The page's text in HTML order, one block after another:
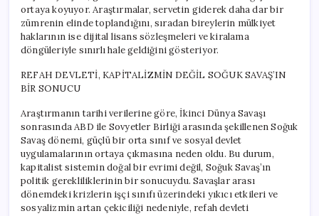
ortaya koyuyor. Araştırmalar, servetin giderek daha dar bir
zümrenin elinde toplandığını, sıradan bireylerin mülkiyet
haklarının ise dijital lisans sözleşmeleri ve kiralama
döngüleriyle sınırlı hale geldiğini gösteriyor.
REFAH DEVLETİ, KAPİTALİZMİN DEĞİL SOĞUK SAVAŞ’IN
BİR SONUCU
Araştırmanın tarihi verilerine göre, İkinci Dünya Savaşı
sonrasında ABD ile Sovyetler Birliği arasında şekillenen Soğuk
Savaş dönemi, güçlü bir orta sınıf ve sosyal devlet
uygulamalarının ortaya çıkmasına neden oldu. Bu durum,
kapitalist sistemin doğal bir evrimi değil, Soğuk Savaş’ın
politik gerekliliklerinin bir sonucuydu. Savaşlar arası
dönemdeki krizlerin işçi sınıfı üzerindeki yıkıcı etkileri ve
sosyalizmin artan çekiciliği nedeniyle, refah devleti